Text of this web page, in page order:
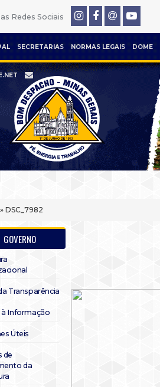
Redes Sociais
SECRETARIAS NORMAS LEGAIS DOME
DSC_7982
GOVERNO
Transparência
à Informação
Úteis
de
da